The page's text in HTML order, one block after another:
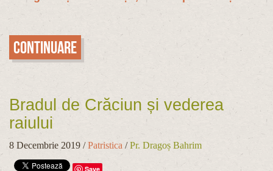
Continuare
Bradul de Crăciun și vederea
raiului
8 Decembrie 2019 /Patristica /Pr. Dragoș Bahrim
Save